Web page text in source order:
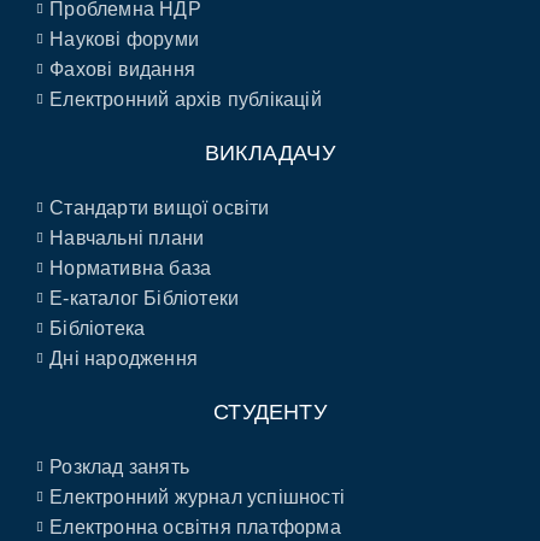
Проблемна НДР
Наукові форуми
Фахові видання
Електронний архів публікацій
ВИКЛАДАЧУ
Стандарти вищої освіти
Навчальні плани
Нормативна база
E-каталог Бібліотеки
Бібліотека
Дні народження
СТУДЕНТУ
Розклад занять
Електронний журнал успішності
Електронна освітня платформа